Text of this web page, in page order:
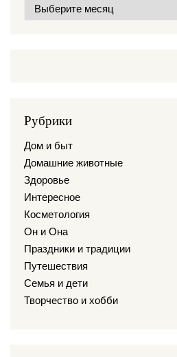
Архивы
Рубрики
Дом и быт
Домашние животные
Здоровье
Интересное
Косметология
Он и Она
Праздники и традиции
Путешествия
Семья и дети
Творчество и хобби